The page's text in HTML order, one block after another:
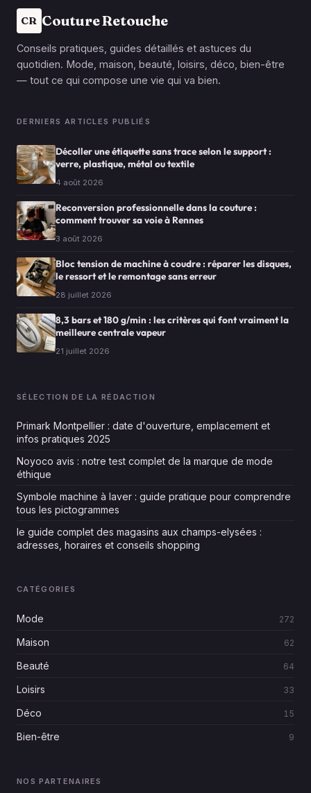
CR Couture Retouche
Conseils pratiques, guides détaillés et astuces du
quotidien. Mode, maison, beauté, loisirs, déco, bien-être
— tout ce qui compose une vie qui va bien.
DERNIERS ARTICLES PUBLIÉS
Décoller une étiquette sans trace selon le support :
verre, plastique, métal ou textile
4 août 2026
Reconversion professionnelle dans la couture :
comment trouver sa voie à Rennes
3 août 2026
Bloc tension de machine à coudre : réparer les disques,
le ressort et le remontage sans erreur
28 juillet 2026
8,3 bars et 180 g/min : les critères qui font vraiment la
meilleure centrale vapeur
21 juillet 2026
SÉLECTION DE LA RÉDACTION
Primark Montpellier : date d'ouverture, emplacement et
infos pratiques 2025
Noyoco avis : notre test complet de la marque de mode
éthique
Symbole machine à laver : guide pratique pour comprendre
tous les pictogrammes
le guide complet des magasins aux champs-elysées :
adresses, horaires et conseils shopping
CATÉGORIES
Mode 272
Maison 62
Beauté 64
Loisirs 33
Déco 15
Bien-être 9
NOS PARTENAIRES